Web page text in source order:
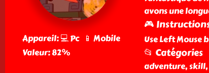
Appareil: 💻 Pc 📱 Mobile
Valeur: 82%
avons une
🎮
Use Left Mouse
📂 Catégories
adventure,